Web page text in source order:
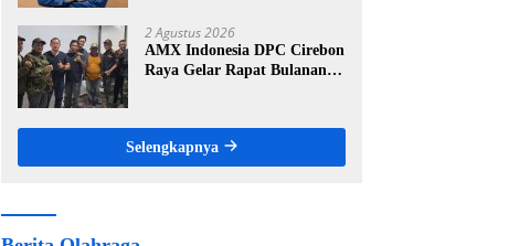
2 Agustus 2026
AMX Indonesia DPC Cirebon
Raya Gelar Rapat Bulanan,
dan Elegan
Selengkapnya